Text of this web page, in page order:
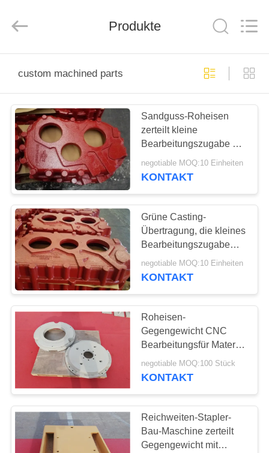
PRODUKTE
ÜBER
UNS
FABRIK-
AUSFLUG
QUALITÄTSKONTROLLE
TRETEN
SIE
UNS
VERBINDUNG
NACHRICHTEN
Rights
by
Produkte
custom machined parts
Sandguss-Roheisen
zerteilt kleine
Bearbeitungszugabe der
Verteilergetriebe-hohen
Qualität
negotiable MOQ:10 Einheiten
KONTAKT
Grüne Casting-
Übertragung, die kleines
Bearbeitungszugabe
Soem verfügbar
unterbringt
negotiable MOQ:10 Einheiten
KONTAKT
Roheisen-
Gegengewicht CNC
Bearbeitungsfür Material
Luftarbeit-Fahrzeug GG
200
negotiable MOQ:100 Stück
KONTAKT
Reichweiten-Stapler-
Bau-Maschine zerteilt
Gegengewicht mit